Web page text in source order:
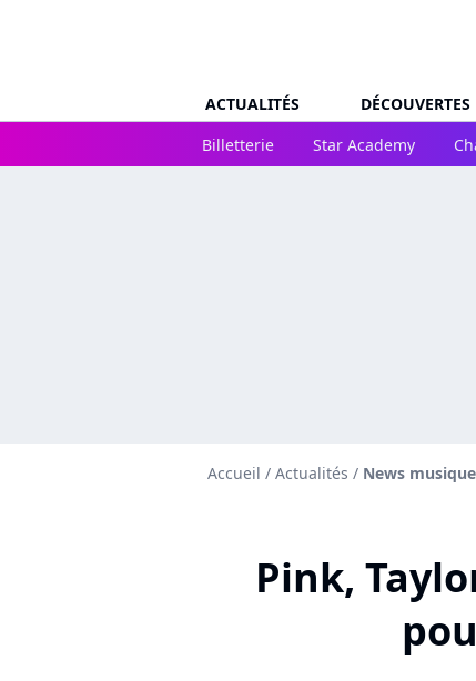
ACTUALITÉS DÉCOUVERTES
Billetterie
Star Academy
Accueil / Actualités / News musique
Pink,